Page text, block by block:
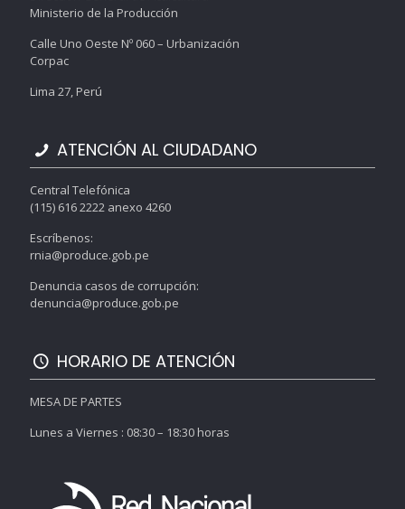
Ministerio de la Producción
Calle Uno Oeste Nº 060 – Urbanización
Corpac
Lima 27, Perú
ATENCIÓN AL CIUDADANO
Central Telefónica
(115) 616 2222 anexo 4260
Escríbenos:
rnia@produce.gob.pe
Denuncia casos de corrupción:
denuncia@produce.gob.pe
HORARIO DE ATENCIÓN
MESA DE PARTES
Lunes a Viernes : 08:30 – 18:30 horas